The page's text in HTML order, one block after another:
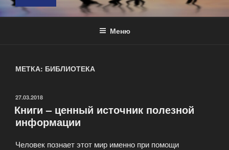
Меню
МЕТКА: БИБЛИОТЕКА
ОПУБЛИКОВАНО
27.03.2018
Книги – ценный источник полезной
информации
Человек познает этот мир именно при помощи